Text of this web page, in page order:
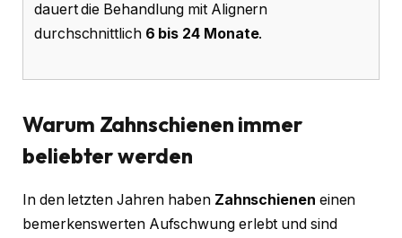
dauert die Behandlung mit Alignern
durchschnittlich 6 bis 24 Monate.
Warum Zahnschienen immer
beliebter werden
In den letzten Jahren haben Zahnschienen einen
bemerkenswerten Aufschwung erlebt und sind